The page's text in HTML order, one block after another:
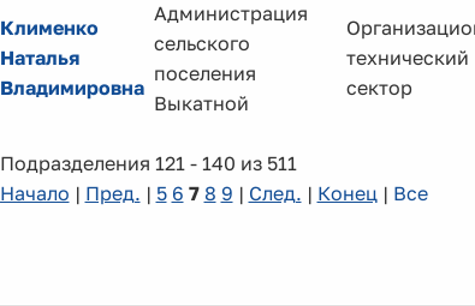
Клименко
Наталья
Владимировна
Администрация
сельского
поселения
Выкатной
технический
сектор
Подразделения 121 - 140 из 511
Начало | Пред. | 5 6 7 8 9 | След. | Конец | Все